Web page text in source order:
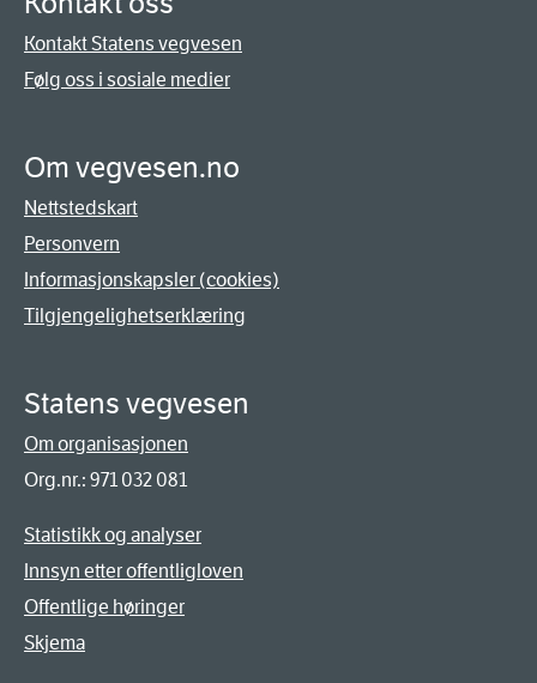
Kontakt Statens vegvesen
Følg oss i sosiale medier
Om vegvesen.no
Nettstedskart
Personvern
Informasjonskapsler (cookies)
Tilgjengelighetserklæring
Statens vegvesen
Om organisasjonen
Org.nr.: 971 032 081
Statistikk og analyser
Innsyn etter offentligloven
Offentlige høringer
Skjema